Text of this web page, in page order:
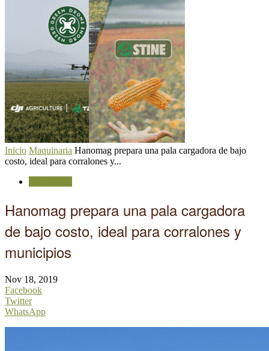
Inicio Maquinaria Hanomag prepara una pala cargadora de bajo
costo, ideal para corralones y...
Hanomag prepara una pala cargadora
de bajo costo, ideal para corralones y
municipios
Nov 18, 2019
Facebook
Twitter
WhatsApp